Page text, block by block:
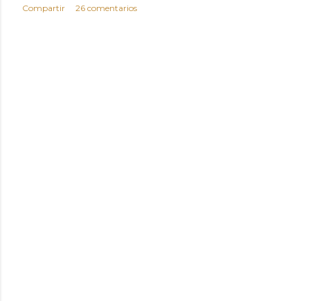
Compartir 26 comentarios